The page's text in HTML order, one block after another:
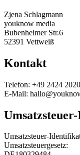
Zjena Schlagmann
youknow media
Bubenheimer Str.6
52391 Vettweiß
Kontakt
Telefon: +49 2424
E-Mail:
Umsatzsteuer-
Umsatzsteuergesetz: